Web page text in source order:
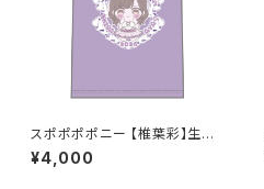
スポポポポニー 【椎葉彩】生誕
祭Tシャツ S〜XLサイズ
¥4,000